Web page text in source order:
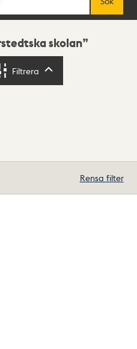
skolan
Filtrera
Rensa filter